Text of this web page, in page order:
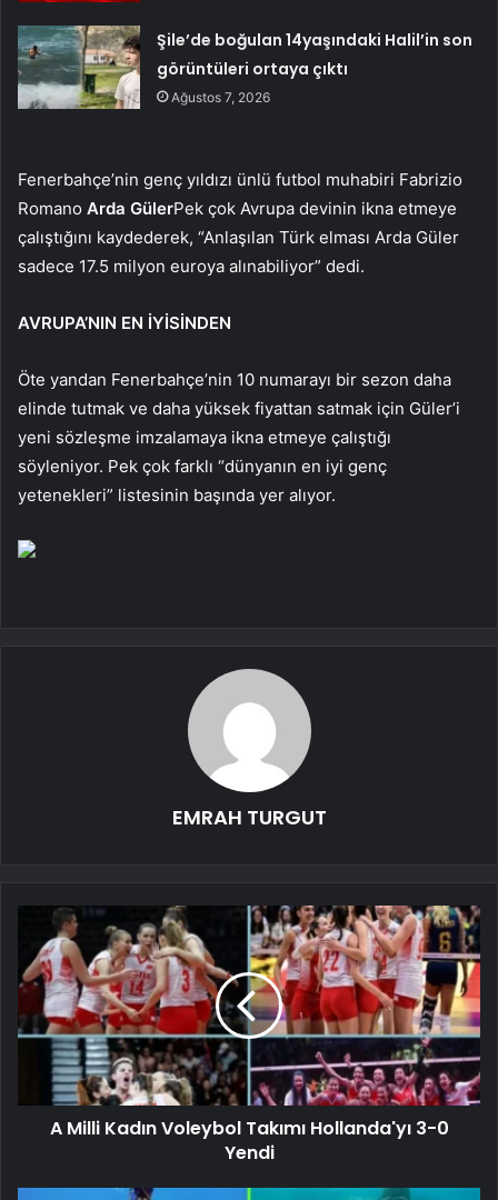
Şile’de boğulan 14yaşındaki Halil’in son
görüntüleri ortaya çıktı
Ağustos 7, 2026
Fenerbahçe’nin genç yıldızı ünlü futbol muhabiri Fabrizio
Romano Arda GülerPek çok Avrupa devinin ikna etmeye
çalıştığını kaydederek, “Anlaşılan Türk elması Arda Güler
sadece 17.5 milyon euroya alınabiliyor” dedi.
AVRUPA’NIN EN İYİSİNDEN
Öte yandan Fenerbahçe’nin 10 numarayı bir sezon daha
elinde tutmak ve daha yüksek fiyattan satmak için Güler’i
yeni sözleşme imzalamaya ikna etmeye çalıştığı
söyleniyor. Pek çok farklı “dünyanın en iyi genç
yetenekleri” listesinin başında yer alıyor.
EMRAH TURGUT
A Milli Kadın Voleybol Takımı Hollanda'yı 3-0
Yendi